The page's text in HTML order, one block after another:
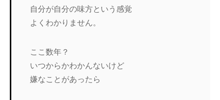
自分が自分の味方という感覚
よくわかりません。
ここ数年？
いつからかわかんないけど
嫌なことがあったら